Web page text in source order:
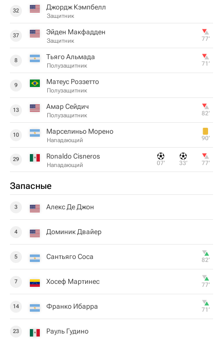
32 Джордж Кэмпбелл
Защитник
37 Эйден Макфадден
Защитник 77‎’‎
8 Тьяго Альмада
Полузащитник 71‎’‎
9 Матеус Роззетто
Полузащитник
13 Амар Сейдич
Полузащитник 82‎’‎
10 Марселиньо Морено
Нападающий 90‎’‎
29 Ronaldo Cisneros
Нападающий 07‎’‎ 33‎’‎ 77‎’‎
Запасные
3 Алекс Де Джон
4 Доминик Двайер
5 Сантьяго Соса 82‎’‎
7 Хосеф Мартинес 77‎’‎
14 Франко Ибарра 71‎’‎
23 Рауль Гудино